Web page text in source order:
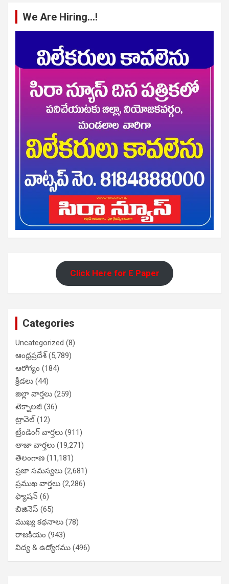
We Are Hiring…!
Click Here for E Paper
Categories
Uncategorized (8)
ఆంధ్రప్రదేశ్(5,789)
ఆరోగ్యం (184)
క్రీడలు (44)
జిల్లా వార్తలు (259)
టెక్నాలజీ (36)
ట్రావెల్(12)
ట్రేండింగ్ వార్తలు (911)
తాజా వార్తలు (19,271)
తెలంగాణ (11,181)
ప్రజా సమస్యలు (2,681)
ప్రముఖ వార్తలు (2,286)
ఫ్యాషన్ (6)
బిజినెస్ (65)
ముఖ్య కథనాలు (78)
రాజకీయం (943)
విద్య & ఉద్యోగము (496)